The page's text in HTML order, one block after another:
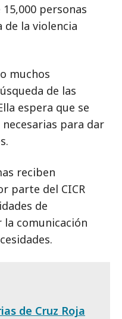
personas
de la violencia
muchos
de las
espera que se
para dar
reciben
parte del CICR
de
comunicación
de Cruz Roja